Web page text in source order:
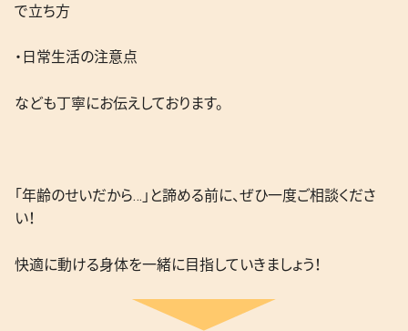
で立ち方
・日常生活の注意点
なども丁寧にお伝えしております。
「年齢のせいだから…」と諦める前に、ぜひ一度ご相談くださ
い！
快適に動ける身体を一緒に目指していきましょう！